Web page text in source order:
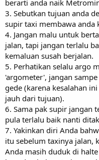
berarti anda naik
3. Sebutkan tujuan anda
supir taxi membawa anda
4. Jangan malu untuk
jalan, tapi jangan terlalu
kemaluan susah berjalan.
5. Perhatikan selalu argo
'argometer', jangan
gede (karena kesalahan
jauh dari tujuan).
6. Sama pak supir jangan
pula terlalu baik nanti
7. Yakinkan diri Anda
itu sebelum taxinya jalan,
Anda masih duduk di halte